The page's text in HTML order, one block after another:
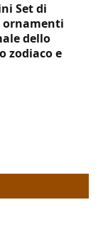
Set di
ornamenti
dello
zodiaco e